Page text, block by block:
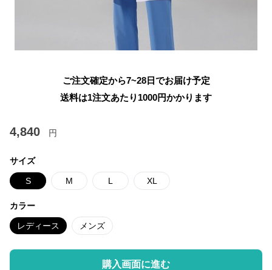
ご注文確定から7~28日でお届け予定
送料は1注文あたり 1000円かかります
4,840 円
サイズ
S M L XL
カラー
レディース メンズ
購入画面に進む